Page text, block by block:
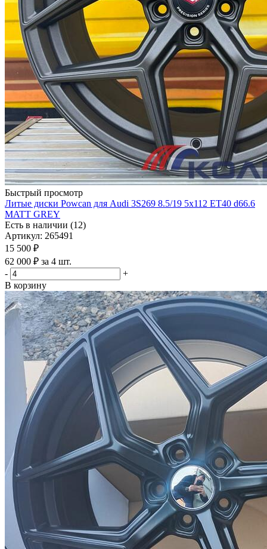
Быстрый просмотр
Литые диски Powcan для Audi 3S269 8.5/19 5x112 ET40 d66.6
MATT GREY
Есть в наличии (12)
Артикул: 265491
15 500 ₽
62 000 ₽ за 4 шт.
-
+
В корзину